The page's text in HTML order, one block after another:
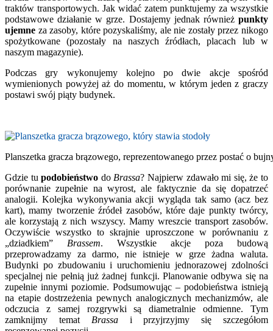
traktów transportowych. Jak widać zatem punktujemy za wszystkie
podstawowe działanie w grze. Dostajemy jednak również punkty
ujemne za zasoby, które pozyskaliśmy, ale nie zostały przez nikogo
spożytkowane (pozostały na naszych źródłach, placach lub w
naszym magazynie).
Podczas gry wykonujemy kolejno po dwie akcje spośród
wymienionych powyżej aż do momentu, w którym jeden z graczy
postawi swój piąty budynek.
Planszetka gracza brązowego, reprezentowanego przez postać o
Gdzie tupodobieństwo do Brassa? Najpierw zdawało mi się, że to
porównanie zupełnie na wyrost, ale faktycznie da się dopatrzeć
analogii. Kolejka wykonywania akcji wygląda tak samo (acz bez
kart), mamy tworzenie źródeł zasobów, które daje punkty twórcy,
ale korzystają z nich wszyscy. Mamy wreszcie transport zasobów.
Oczywiście wszystko to skrajnie uproszczone w porównaniu z
„dziadkiem” Brassem. Wszystkie akcje poza budową
przeprowadzamy za darmo, nie istnieje w grze żadna waluta.
Budynki po zbudowaniu i uruchomieniu jednorazowej zdolności
specjalnej nie pełnią już żadnej funkcji. Planowanie odbywa się na
zupełnie innymi poziomie. Podsumowując – podobieństwa istnieją
na etapie dostrzeżenia pewnych analogicznych mechanizmów, ale
odczucia z samej rozgrywki są diametralnie odmienne. Tym
zamknijmy temat Brassai przyjrzyjmy się szczegółom